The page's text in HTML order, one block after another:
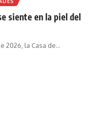
siente en la piel del
2026, la Casa de…